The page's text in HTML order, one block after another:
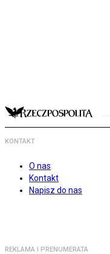
KONTAKT
O nas
Kontakt
Napisz do nas
REKLAMA I PRENUMERATA